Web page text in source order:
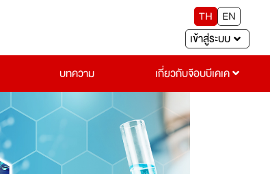
TH
EN
เข้าสู่ระบบ
บทความ เกี่ยวกับจ๊อบบีเคเค